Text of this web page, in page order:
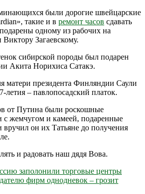
были дорогие швейцарские
такие и в ремонт часов сдавать
одному из рабочих на
Загаевскому.
сибирской породы был подарен
Акита Норихиса Сатакэ.
матери президента Финляндии Саули
летия – павлопосадский платок.
от Путина были роскошные
с жемчугом и камеей, подаренные
вручил он их Татьяне до получения
и радовать наш дядя Вова.
заполонили торговые центры
фирм однодневок – грозит